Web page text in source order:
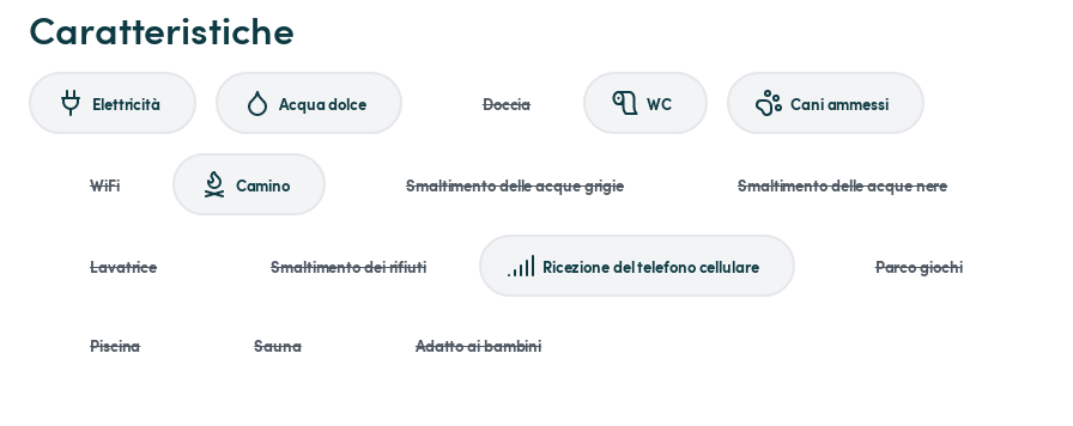
Caratteristiche
Elettricità Acqua dolce Doccia WC Cani ammessi
WiFi Camino Smaltimento delle acque grigie Smaltimento delle acque nere
Lavatrice Smaltimento dei rifiuti Ricezione del telefono cellulare Parco giochi
Piscina Sauna Adatto ai bambini